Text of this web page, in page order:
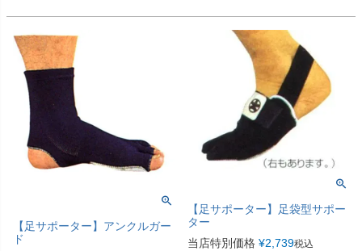
【足サポーター】アンクルガー
ド
【足サポーター】足袋型サポー
ター
当店特別価格 ¥2,739税込